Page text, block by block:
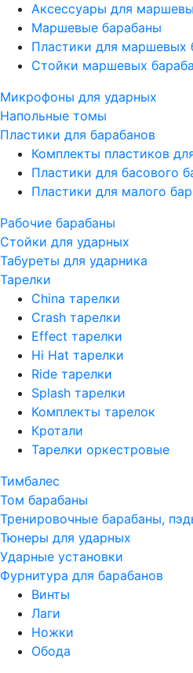
Аксессуары для
Маршевые барабаны
Пластики для маршевых
Стойки маршевых
Микрофоны для ударных
Напольные томы
Пластики для барабанов
Комплекты пластиков
Пластики для басового
Пластики для малого
Рабочие барабаны
Стойки для ударных
Табуреты для ударника
Тарелки
China тарелки
Crash тарелки
Effect тарелки
Hi Hat тарелки
Ride тарелки
Splash тарелки
Комплекты тарелок
Кротали
Тарелки оркестровые
Тимбалес
Том барабаны
Тренировочные барабаны,
Тюнеры для ударных
Ударные установки
Фурнитура для барабанов
Винты
Лаги
Ножки
Обода